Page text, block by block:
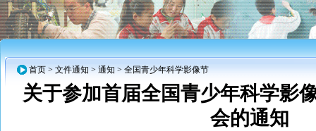
首页 > 文件通知 > 通知 > 全国青少年科学影像节
关于参加首届全国青少年科学影
会的通知